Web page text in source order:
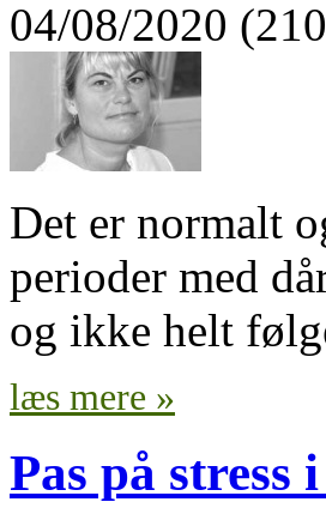
04/08/2020
Det er normalt
perioder med
og ikke helt
læs mere »
Pas på stress